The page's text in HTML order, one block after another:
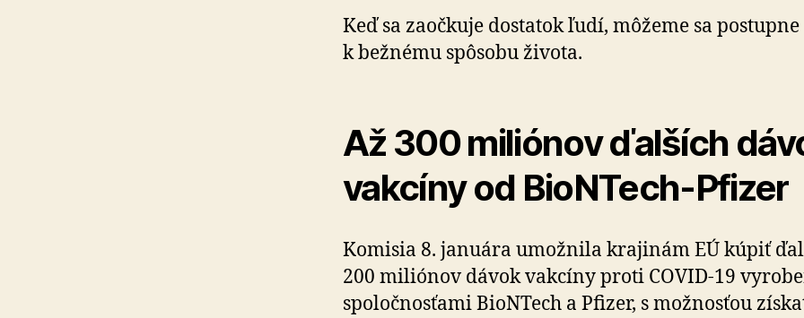
Keď sa zaočkuje dostatok ľudí, môžeme sa
k bežnému spôsobu života.
Až 300 miliónov ďalších
vakcíny od BioNTech-Pfizer
Komisia 8. januára umožnila krajinám EÚ kúpiť
200 miliónov dávok vakcíny proti COVID-19
spoločnosťami BioNTech a Pfizer, s možnosťou